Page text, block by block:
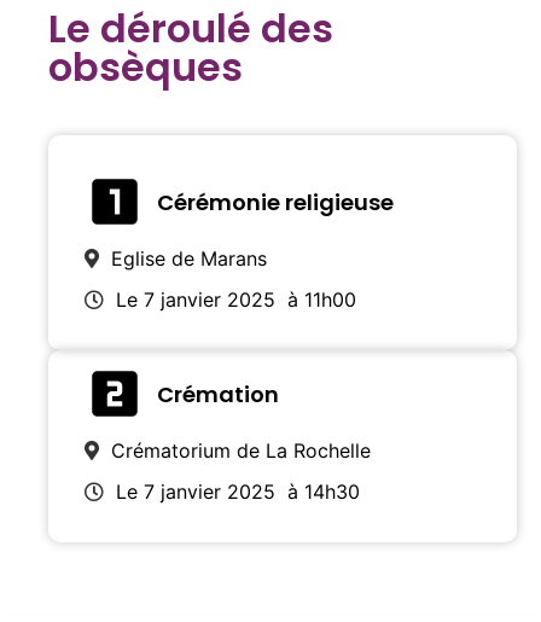
Le déroulé des
obsèques
Cérémonie religieuse
Eglise de Marans
Le 7 janvier 2025 à 11h00
Crémation
Crématorium de La Rochelle
Le 7 janvier 2025 à 14h30